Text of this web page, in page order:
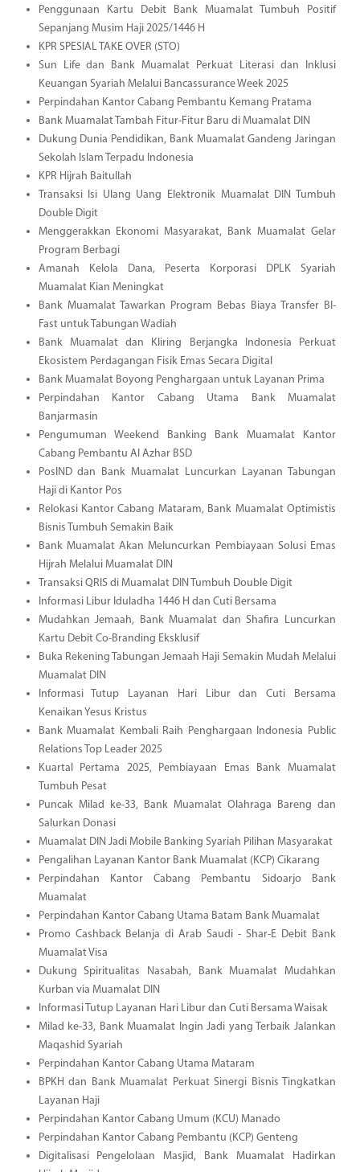
Penggunaan Kartu Debit Bank Muamalat Tumbuh Positif
Sepanjang Musim Haji 2025/1446 H
KPR SPESIAL TAKE OVER (STO)
Sun Life dan Bank Muamalat Perkuat Literasi dan Inklusi
Keuangan Syariah Melalui Bancassurance Week 2025
Perpindahan Kantor Cabang Pembantu Kemang Pratama
Bank Muamalat Tambah Fitur-Fitur Baru di Muamalat DIN
Dukung Dunia Pendidikan, Bank Muamalat Gandeng Jaringan
Sekolah Islam Terpadu Indonesia
KPR Hijrah Baitullah
Transaksi Isi Ulang Uang Elektronik Muamalat DIN Tumbuh
Double Digit
Menggerakkan Ekonomi Masyarakat, Bank Muamalat Gelar
Program Berbagi
Amanah Kelola Dana, Peserta Korporasi DPLK Syariah
Muamalat Kian Meningkat
Bank Muamalat Tawarkan Program Bebas Biaya Transfer BI-
Fast untuk Tabungan Wadiah
Bank Muamalat dan Kliring Berjangka Indonesia Perkuat
Ekosistem Perdagangan Fisik Emas Secara Digital
Bank Muamalat Boyong Penghargaan untuk Layanan Prima
Perpindahan Kantor Cabang Utama Bank Muamalat
Banjarmasin
Pengumuman Weekend Banking Bank Muamalat Kantor
Cabang Pembantu Al Azhar BSD
PosIND dan Bank Muamalat Luncurkan Layanan Tabungan
Haji di Kantor Pos
Relokasi Kantor Cabang Mataram, Bank Muamalat Optimistis
Bisnis Tumbuh Semakin Baik
Bank Muamalat Akan Meluncurkan Pembiayaan Solusi Emas
Hijrah Melalui Muamalat DIN
Transaksi QRIS di Muamalat DIN Tumbuh Double Digit
Informasi Libur Iduladha 1446 H dan Cuti Bersama
Mudahkan Jemaah, Bank Muamalat dan Shafira Luncurkan
Kartu Debit Co-Branding Eksklusif
Buka Rekening Tabungan Jemaah Haji Semakin Mudah Melalui
Muamalat DIN
Informasi Tutup Layanan Hari Libur dan Cuti Bersama
Kenaikan Yesus Kristus
Bank Muamalat Kembali Raih Penghargaan Indonesia Public
Relations Top Leader 2025
Kuartal Pertama 2025, Pembiayaan Emas Bank Muamalat
Tumbuh Pesat
Puncak Milad ke-33, Bank Muamalat Olahraga Bareng dan
Salurkan Donasi
Muamalat DIN Jadi Mobile Banking Syariah Pilihan Masyarakat
Pengalihan Layanan Kantor Bank Muamalat (KCP) Cikarang
Perpindahan Kantor Cabang Pembantu Sidoarjo Bank
Muamalat
Perpindahan Kantor Cabang Utama Batam Bank Muamalat
Promo Cashback Belanja di Arab Saudi - Shar-E Debit Bank
Muamalat Visa
Dukung Spiritualitas Nasabah, Bank Muamalat Mudahkan
Kurban via Muamalat DIN
Informasi Tutup Layanan Hari Libur dan Cuti Bersama Waisak
Milad ke-33, Bank Muamalat Ingin Jadi yang Terbaik Jalankan
Maqashid Syariah
Perpindahan Kantor Cabang Utama Mataram
BPKH dan Bank Muamalat Perkuat Sinergi Bisnis Tingkatkan
Layanan Haji
Perpindahan Kantor Cabang Umum (KCU) Manado
Perpindahan Kantor Cabang Pembantu (KCP) Genteng
Digitalisasi Pengelolaan Masjid, Bank Muamalat Hadirkan